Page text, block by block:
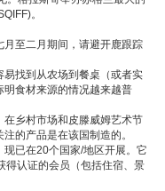
。
至二月期间，请避开鹿跟踪
找到从农场到餐桌（或者实
食材来源的情况越来越普
乡村市场和皮滕威姆艺术节
的产品是在该国制造的。
已在20个国家/地区开展。它
得认证的会员（包括住宿、景